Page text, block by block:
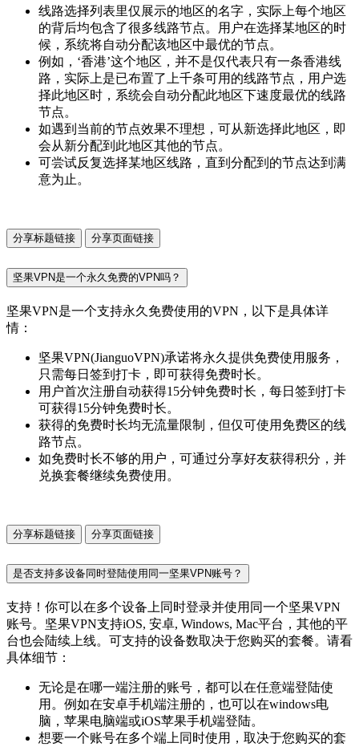
线路选择列表里仅展示的地区的名字，实际上每个地区
的背后均包含了很多线路节点。用户在选择某地区的时
候，系统将自动分配该地区中最优的节点。
例如，‘香港’这个地区，并不是仅代表只有一条香港线
路，实际上是已布置了上千条可用的线路节点，用户选
择此地区时，系统会自动分配此地区下速度最优的线路
节点。
如遇到当前的节点效果不理想，可从新选择此地区，即
会从新分配到此地区其他的节点。
可尝试反复选择某地区线路，直到分配到的节点达到满
意为止。
分享标题链接 分享页面链接
坚果VPN是一个永久免费的VPN吗？
坚果VPN是一个支持永久免费使用的VPN，以下是具体详
情：
坚果VPN(JianguoVPN)承诺将永久提供免费使用服务，
只需每日签到打卡，即可获得免费时长。
用户首次注册自动获得15分钟免费时长，每日签到打卡
可获得15分钟免费时长。
获得的免费时长均无流量限制，但仅可使用免费区的线
路节点。
如免费时长不够的用户，可通过分享好友获得积分，并
兑换套餐继续免费使用。
分享标题链接 分享页面链接
是否支持多设备同时登陆使用同一坚果VPN账号？
支持！你可以在多个设备上同时登录并使用同一个坚果VPN
账号。坚果VPN支持iOS, 安卓, Windows, Mac平台，其他的平
台也会陆续上线。可支持的设备数取决于您购买的套餐。请看
具体细节：
无论是在哪一端注册的账号，都可以在任意端登陆使
用。例如在安卓手机端注册的，也可以在windows电
脑，苹果电脑端或iOS苹果手机端登陆。
想要一个账号在多个端上同时使用，取决于您购买的套